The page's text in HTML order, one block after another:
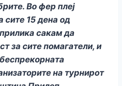
Во фер плеј
15 дена од
сакам да
за сите помагатели, и
на турнирот